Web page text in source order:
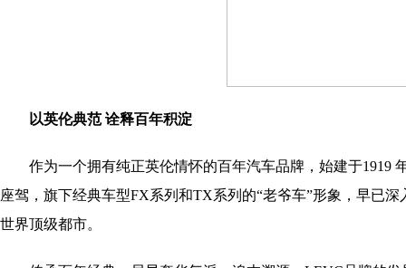
以英伦典范 诠释百年积淀
作为一个拥有纯正英伦情怀的百年汽车品牌，始建于1919
座驾，旗下经典车型FX系列和TX系列的“老爷车”形象，早已
世界顶级都市。